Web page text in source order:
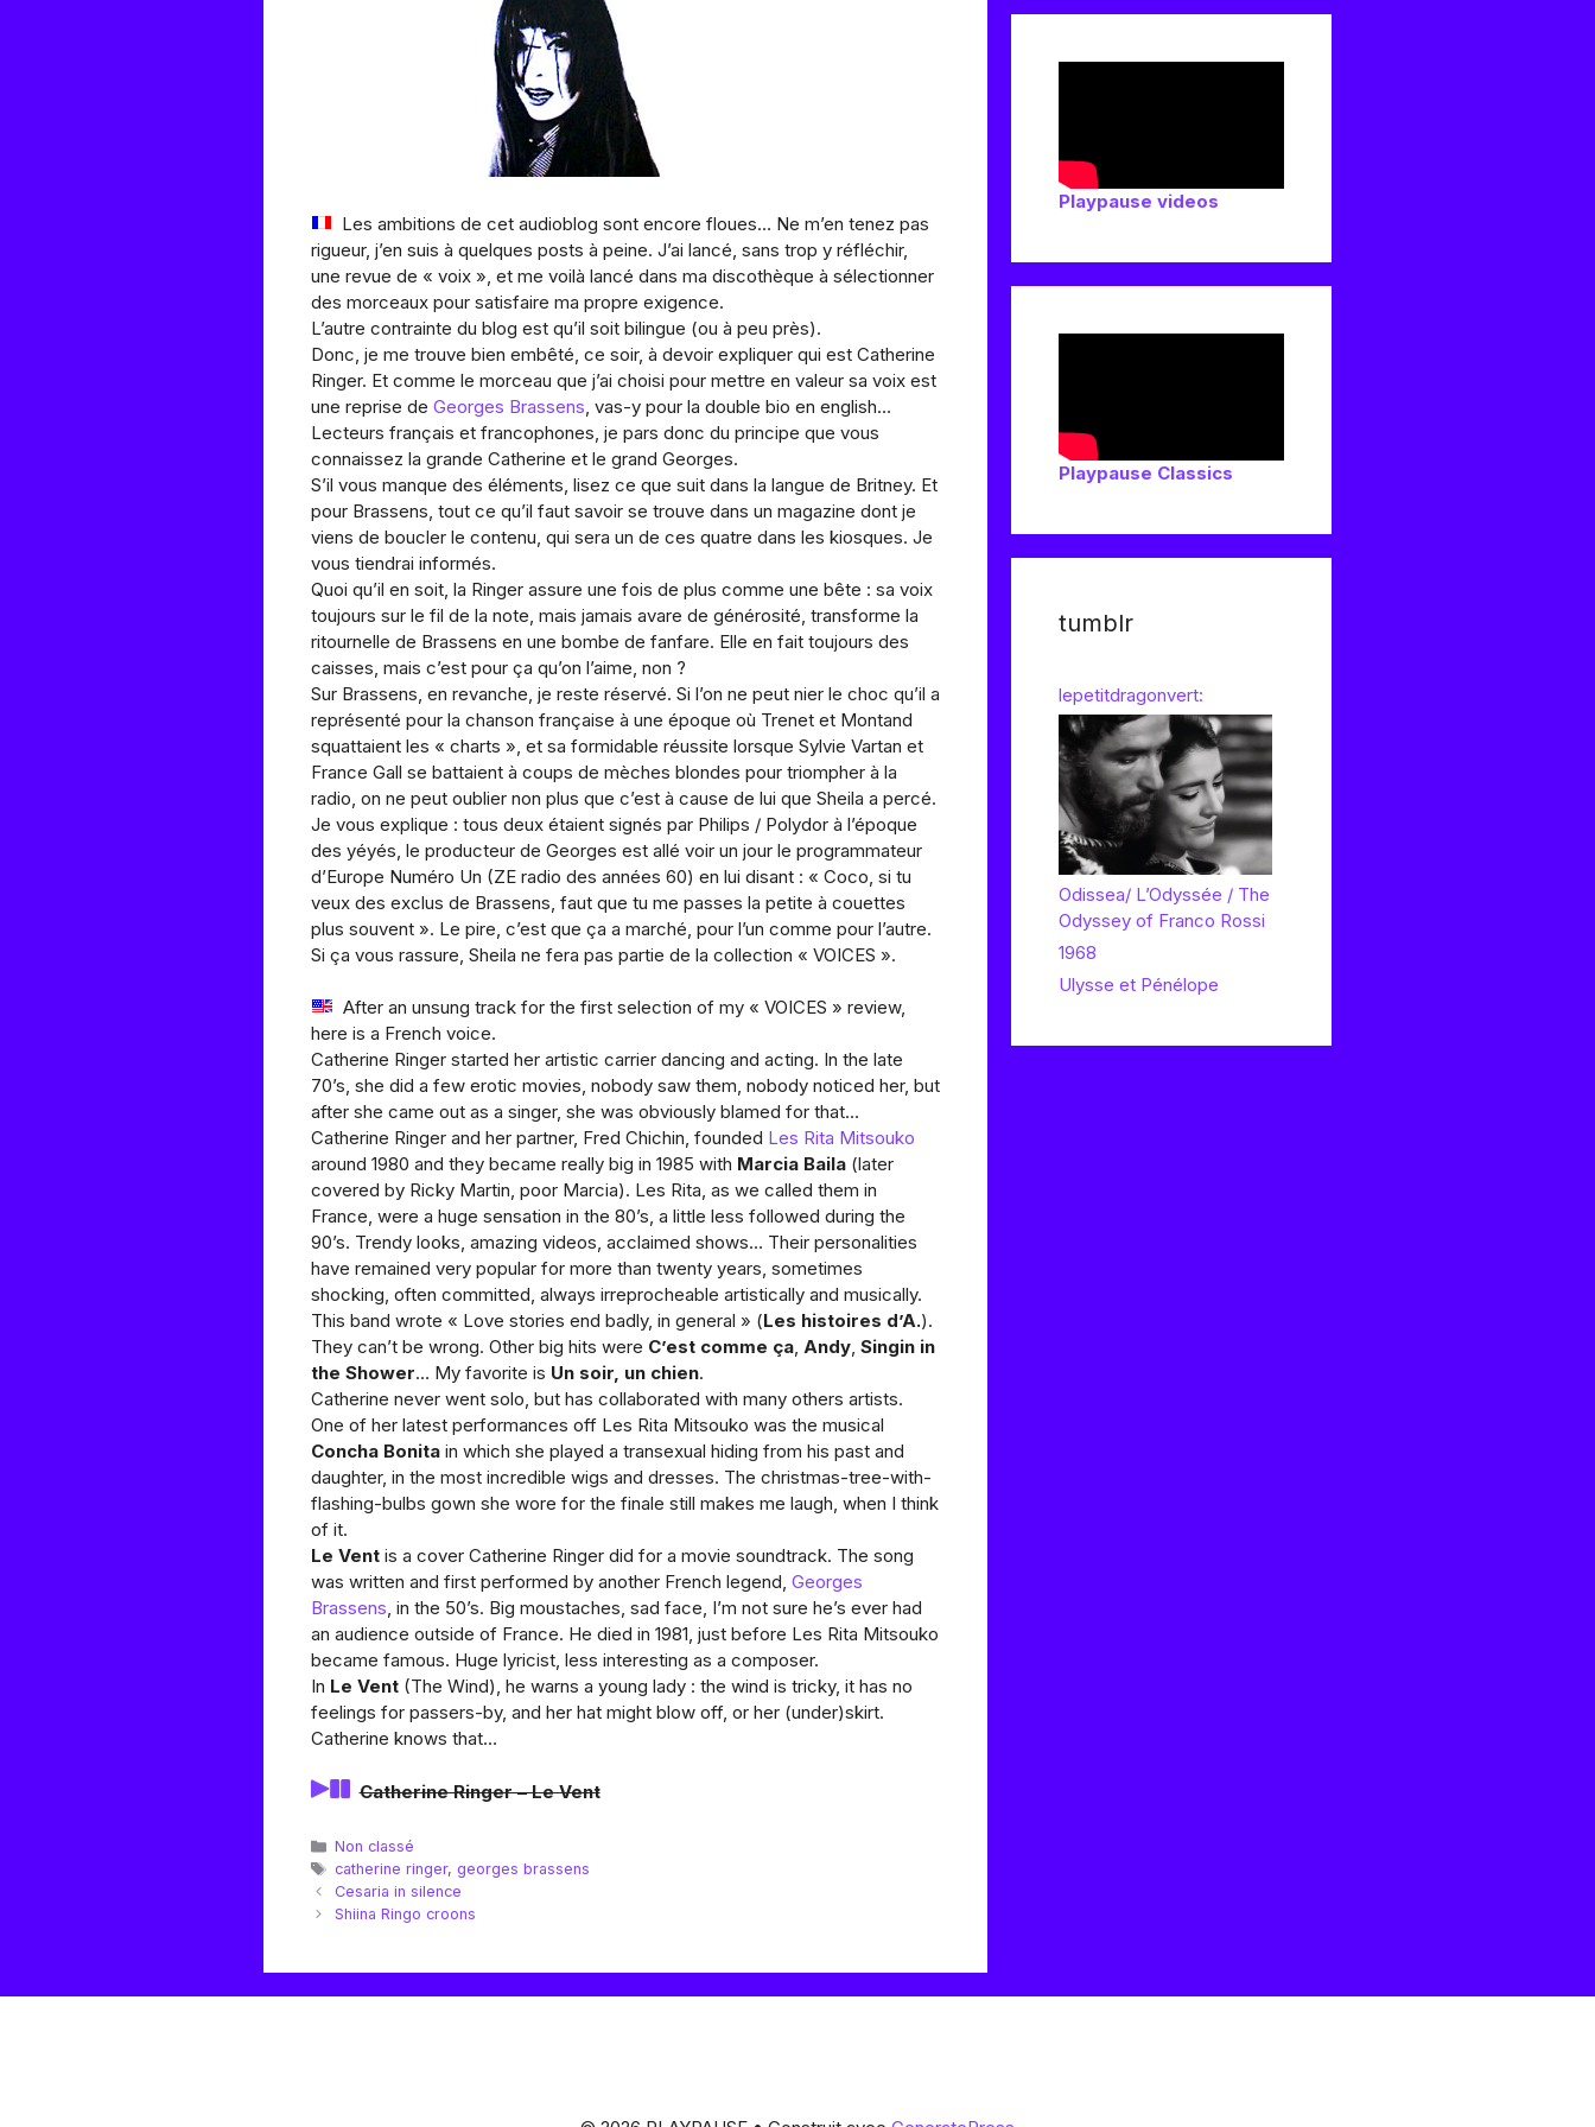
Les ambitions de cet audioblog sont encore floues… Ne m’en tenez pas
rigueur, j’en suis à quelques posts à peine. J’ai lancé, sans trop y réfléchir,
une revue de « voix », et me voilà lancé dans ma discothèque à sélectionner
des morceaux pour satisfaire ma propre exigence.
L’autre contrainte du blog est qu’il soit bilingue (ou à peu près).
Donc, je me trouve bien embêté, ce soir, à devoir expliquer qui est Catherine
Ringer. Et comme le morceau que j’ai choisi pour mettre en valeur sa voix est
une reprise de Georges Brassens, vas-y pour la double bio en english…
Lecteurs français et francophones, je pars donc du principe que vous
connaissez la grande Catherine et le grand Georges.
S’il vous manque des éléments, lisez ce que suit dans la langue de Britney. Et
pour Brassens, tout ce qu’il faut savoir se trouve dans un magazine dont je
viens de boucler le contenu, qui sera un de ces quatre dans les kiosques. Je
vous tiendrai informés.
Quoi qu’il en soit, la Ringer assure une fois de plus comme une bête : sa voix
toujours sur le fil de la note, mais jamais avare de générosité, transforme la
ritournelle de Brassens en une bombe de fanfare. Elle en fait toujours des
caisses, mais c’est pour ça qu’on l’aime, non ?
Sur Brassens, en revanche, je reste réservé. Si l’on ne peut nier le choc qu’il a
représenté pour la chanson française à une époque où Trenet et Montand
squattaient les « charts », et sa formidable réussite lorsque Sylvie Vartan et
France Gall se battaient à coups de mèches blondes pour triompher à la
radio, on ne peut oublier non plus que c’est à cause de lui que Sheila a percé.
Je vous explique : tous deux étaient signés par Philips / Polydor à l’époque
des yéyés, le producteur de Georges est allé voir un jour le programmateur
d’Europe Numéro Un (ZE radio des années 60) en lui disant : « Coco, si tu
veux des exclus de Brassens, faut que tu me passes la petite à couettes
plus souvent ». Le pire, c’est que ça a marché, pour l’un comme pour l’autre.
Si ça vous rassure, Sheila ne fera pas partie de la collection « VOICES ».
After an unsung track for the first selection of my « VOICES » review,
here is a French voice.
Catherine Ringer started her artistic carrier dancing and acting. In the late
70’s, she did a few erotic movies, nobody saw them, nobody noticed her, but
after she came out as a singer, she was obviously blamed for that…
Catherine Ringer and her partner, Fred Chichin, founded Les Rita Mitsouko
around 1980 and they became really big in 1985 with Marcia Baila (later
covered by Ricky Martin, poor Marcia). Les Rita, as we called them in
France, were a huge sensation in the 80’s, a little less followed during the
90’s. Trendy looks, amazing videos, acclaimed shows… Their personalities
have remained very popular for more than twenty years, sometimes
shocking, often committed, always irreprocheable artistically and musically.
This band wrote « Love stories end badly, in general » (Les histoires d’A.).
They can’t be wrong. Other big hits were C’est comme ça, Andy, Singin in
the Shower… My favorite is Un soir, un chien.
Catherine never went solo, but has collaborated with many others artists.
One of her latest performances off Les Rita Mitsouko was the musical
Concha Bonita in which she played a transexual hiding from his past and
daughter, in the most incredible wigs and dresses. The christmas-tree-with-
flashing-bulbs gown she wore for the finale still makes me laugh, when I think
of it.
Le Vent is a cover Catherine Ringer did for a movie soundtrack. The song
was written and first performed by another French legend, Georges
Brassens, in the 50’s. Big moustaches, sad face, I’m not sure he’s ever had
an audience outside of France. He died in 1981, just before Les Rita Mitsouko
became famous. Huge lyricist, less interesting as a composer.
In Le Vent (The Wind), he warns a young lady : the wind is tricky, it has no
feelings for passers-by, and her hat might blow off, or her (under)skirt.
Catherine knows that…
Catherine Ringer – Le Vent
Catégories
Non classé
Étiquettes
catherine ringer,georges brassens
Cesaria in silence
Shiina Ringo croons
Playpause videos
Playpause Classics
tumblr
lepetitdragonvert:
Odissea/ L’Odyssée / The
Odyssey of Franco Rossi
1968
Ulysse et Pénélope